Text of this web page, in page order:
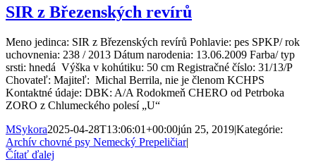
SIR z Březenských revírů
Meno jedinca: SIR z Březenských revírů Pohlavie: pes SPKP/ rok
uchovnenia: 238 / 2013 Dátum narodenia: 13.06.2009 Farba/ typ
srsti: hnedá Výška v kohútiku: 50 cm Registračné číslo: 31/13/P
Chovateľ: Majiteľ: Michal Berrila, nie je členom KCHPS
Kontaktné údaje: DBK: A/A Rodokmeň CHERO od Petrboka
ZORO z Chlumeckého polesí „U“
MSykora2025-04-28T13:06:01+00:00jún 25, 2019|Kategórie:
Archív chovné psy Nemecký Prepeličiar|
Čítať ďalej